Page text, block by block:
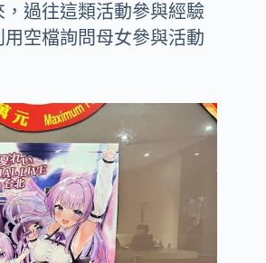
過往這類活動參與經驗
空檔詢問母女參與活動